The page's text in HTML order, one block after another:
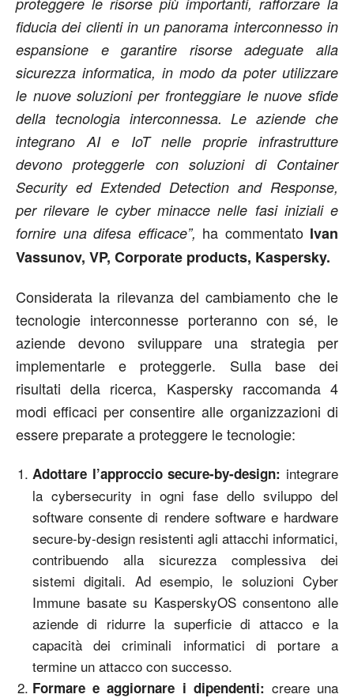
fiducia dei clienti in un panorama interconnesso in
espansione e garantire risorse adeguate alla
sicurezza informatica, in modo da poter utilizzare
le nuove soluzioni per fronteggiare le nuove sfide
della tecnologia interconnessa. Le aziende che
integrano AI e IoT nelle proprie infrastrutture
devono proteggerle con soluzioni di Container
Security ed Extended Detection and Response,
per rilevare le cyber minacce nelle fasi iniziali e
fornire una difesa efficace”, ha commentato Ivan
Vassunov, VP, Corporate products, Kaspersky.
Considerata la rilevanza del cambiamento che le
tecnologie interconnesse porteranno con sé, le
aziende devono sviluppare una strategia per
implementarle e proteggerle. Sulla base dei
risultati della ricerca, Kaspersky raccomanda 4
modi efficaci per consentire alle organizzazioni di
essere preparate a proteggere le tecnologie:
Adottare l’approccio secure-by-design: integrare
la cybersecurity in ogni fase dello sviluppo del
software consente di rendere software e hardware
secure-by-design resistenti agli attacchi informatici,
contribuendo alla sicurezza complessiva dei
sistemi digitali. Ad esempio, le soluzioni Cyber
Immune basate su KasperskyOS consentono alle
aziende di ridurre la superficie di attacco e la
capacità dei criminali informatici di portare a
termine un attacco con successo.
Formare e aggiornare i dipendenti: creare una